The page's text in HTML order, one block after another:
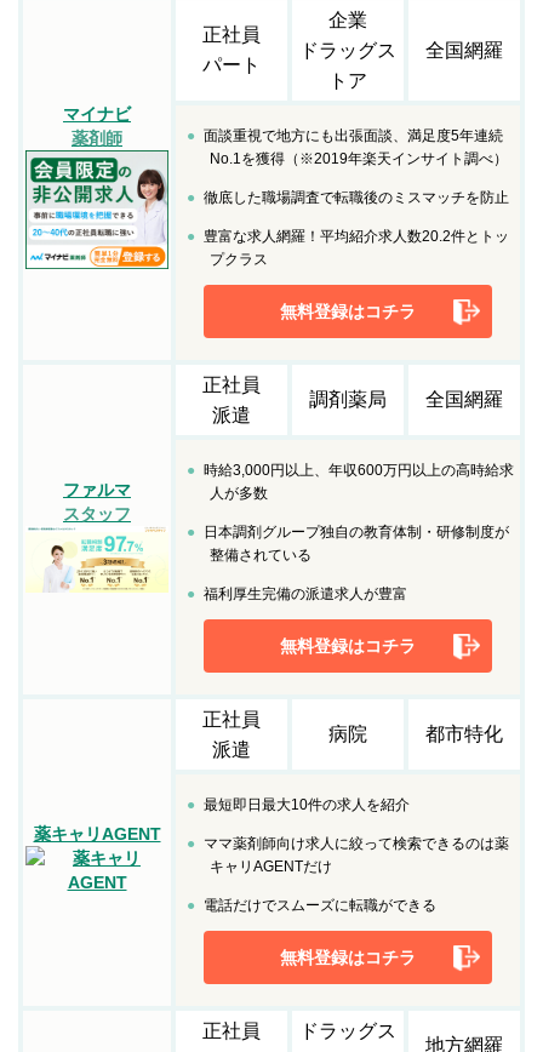
マイナビ
薬剤師
正社員
パート
企業
ドラッグス
トア
全国網羅
面談重視で地方にも出張面談、満足度5年連続
No.1を獲得（※2019年楽天インサイト調べ）
徹底した職場調査で転職後のミスマッチを防止
豊富な求人網羅！平均紹介求人数20.2件とトッ
プクラス
無料登録はコチラ
ファルマ
スタッフ
正社員
派遣
調剤薬局 全国網羅
時給3,000円以上、年収600万円以上の高時給求
人が多数
日本調剤グループ独自の教育体制・研修制度が
整備されている
福利厚生完備の派遣求人が豊富
無料登録はコチラ
薬キャリAGENT
正社員
派遣
病院 都市特化
最短即日最大10件の求人を紹介
ママ薬剤師向け求人に絞って検索できるのは薬
キャリAGENTだけ
電話だけでスムーズに転職ができる
無料登録はコチラ
正社員
ドラッグス
地方網羅